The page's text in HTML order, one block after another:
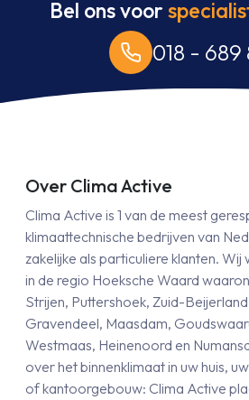
Bel ons voor
018 - 689
Over Clima Active
Clima Active is 1 van de meest
klimaattechnische bedrijven van
zakelijke als particuliere klanten.
in de regio Hoeksche Waard
Strijen, Puttershoek, Zuid-
Gravendeel, Maasdam,
Westmaas, Heinenoord en
over het binnenklimaat in uw huis,
of kantoorgebouw: Clima Active